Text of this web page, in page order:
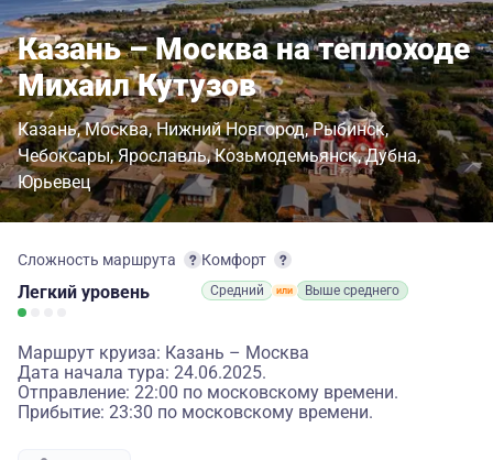
Казань – Москва на теплоходе
Михаил Кутузов
Казань Москва Нижний Новгород Рыбинск
Чебоксары Ярославль Козьмодемьянск Дубна
Юрьевец
Сложность маршрута
Легкий уровень
Комфорт
Средний Выше среднего
Маршрут круиза: Казань – Москва
Дата начала тура: 24.06.2025.
Отправление: 22:00 по московскому времени.
Прибытие: 23:30 по московскому времени.